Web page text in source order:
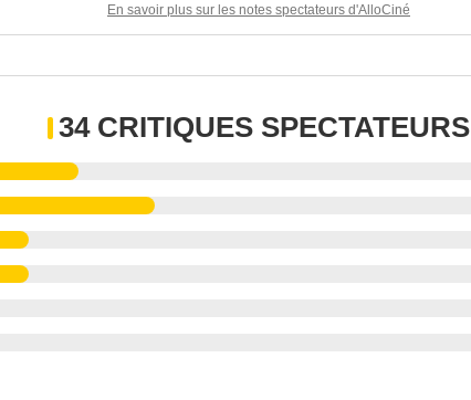
En savoir plus sur les notes spectateurs d'AlloCiné
34 CRITIQUES SPECTATEURS